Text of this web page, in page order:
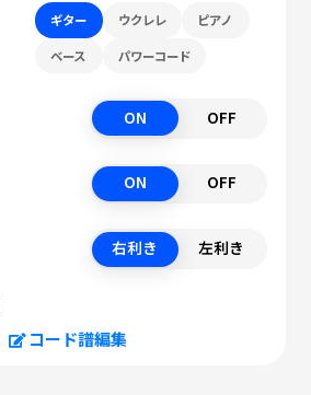
ギター ウクレレ ピアノ
ベース パワーコード
ON OFF
ON OFF
右利き 左利き
コード譜編集